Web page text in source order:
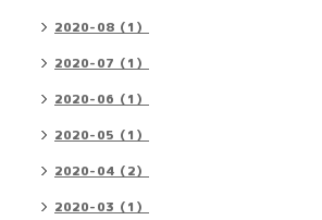
2020-08（1）
2020-07（1）
2020-06（1）
2020-05（1）
2020-04（2）
2020-03（1）